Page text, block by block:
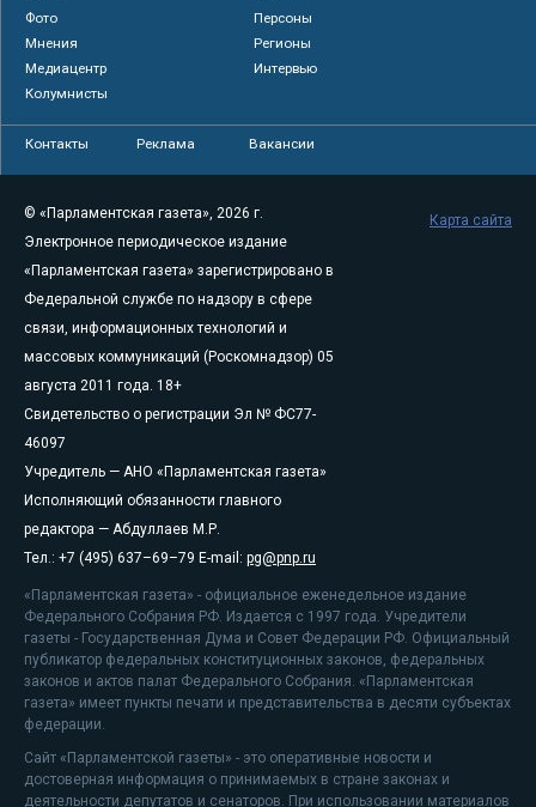
Фото
Персоны
Мнения
Регионы
Медиацентр
Интервью
Колумнисты
Контакты Реклама Вакансии
© «Парламентская газета», 2026 г.
Электронное периодическое издание
«Парламентская газета» зарегистрировано в
Федеральной службе по надзору в сфере
связи, информационных технологий и
массовых коммуникаций (Роскомнадзор) 05
августа 2011 года. 18+
Свидетельство о регистрации Эл № ФС77-
46097
Учредитель — АНО «Парламентская газета»
Исполняющий обязанности главного
редактора — Абдуллаев М.Р.
Тел.: +7 (495) 637–69–79 E-mail: pg@pnp.ru
«Парламентская газета» - официальное еженедельное издание
Федерального Собрания РФ. Издается с 1997 года. Учредители
газеты - Государственная Дума и Совет Федерации РФ. Официальный
публикатор федеральных конституционных законов, федеральных
законов и актов палат Федерального Собрания. «Парламентская
газета» имеет пункты печати и представительства в десяти субъектах
федерации.
Сайт «Парламентской газеты» - это оперативные новости и
достоверная информация о принимаемых в стране законах и
деятельности депутатов и сенаторов. При использовании материалов
Карта сайта